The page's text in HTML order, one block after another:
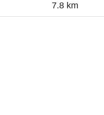
7.8 km